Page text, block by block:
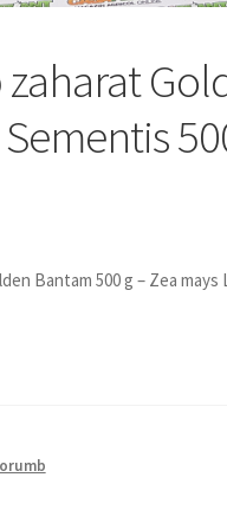
Bantam 500 g – Zea mays